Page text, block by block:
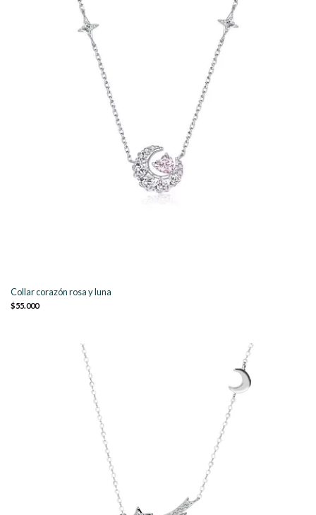
Collar corazón rosa y luna
$55.000